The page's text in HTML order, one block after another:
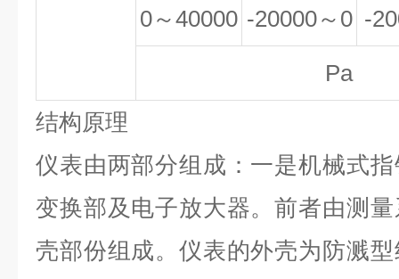
0～40000 -20000～0 -
Pa
结构原理
仪表由两部分组成：一是机械式
变换部及电子放大器。前者由测
壳部份组成。仪表的外壳为防溅